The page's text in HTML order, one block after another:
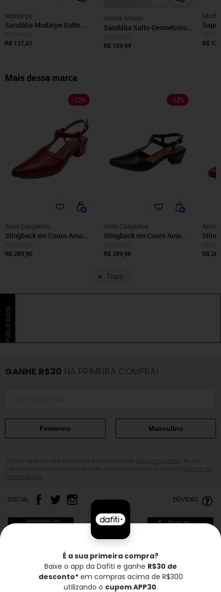
Modarpe
Sandália Modarpe Salto
Nude B15
R$ 137,61
Atalia Shoes
Sandália Salto Geométrico
Verniz Amêndoa Aranha
R$ 159,99
R$
Mais dessa marca
-12%
Amo Calçados
Slingback em Couro Amo
R$ 289,90
-12%
Amo Calçados
Slingback em Couro Amo
R$ 289,90
Amo
R$
Topo
PUBLICIDADE
GANHE R$30 NA PRIMEIRA COMPRA!
Feminino Masculino
SOCIAL DÚVIDAS
Frete grátis* Troca grátis Entrega rápida
É a sua primeira compra?
Baixe o app da Dafiti e ganhe R$30 de
desconto*em compras acima de R$300
utilizando o cupom APP30.